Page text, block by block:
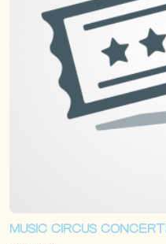
MUSIC CIRCUS